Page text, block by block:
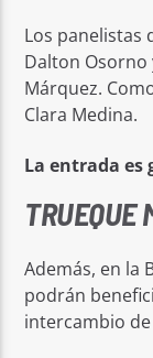
Los panelistas
Dalton Osorno
Márquez.
Clara Medina.
La entrada es
TRUEQUE
Además, en la
podrán
intercambio